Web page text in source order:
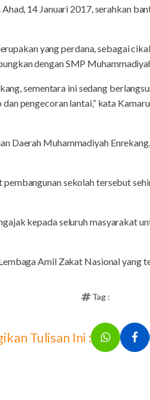
14 Januari 2017, serahkan
yang perdana, sebagai
dengan SMP
sementara ini sedang
pengecoran lantai,” kata
Daerah Muhammadiyah
sekolah tersebut
kepada seluruh masyarakat
Amil Zakat Nasional yang
Tag :
Tulisan Ini :